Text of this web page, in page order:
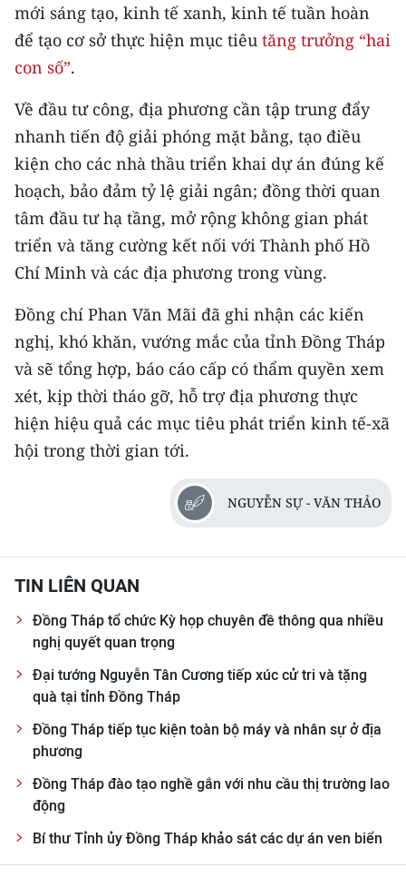
mới sáng tạo, kinh tế xanh, kinh tế tuần hoàn
để tạo cơ sở thực hiện mục tiêu tăng trưởng “hai
con số”.
Về đầu tư công, địa phương cần tập trung đẩy
nhanh tiến độ giải phóng mặt bằng, tạo điều
kiện cho các nhà thầu triển khai dự án đúng kế
hoạch, bảo đảm tỷ lệ giải ngân; đồng thời quan
tâm đầu tư hạ tầng, mở rộng không gian phát
triển và tăng cường kết nối với Thành phố Hồ
Chí Minh và các địa phương trong vùng.
Đồng chí Phan Văn Mãi đã ghi nhận các kiến
nghị, khó khăn, vướng mắc của tỉnh Đồng Tháp
và sẽ tổng hợp, báo cáo cấp có thẩm quyền xem
xét, kịp thời tháo gỡ, hỗ trợ địa phương thực
hiện hiệu quả các mục tiêu phát triển kinh tế-xã
hội trong thời gian tới.
NGUYỄN SỰ - VĂN THẢO
TIN LIÊN QUAN
Đồng Tháp tổ chức Kỳ họp chuyên đề thông qua nhiều
nghị quyết quan trọng
Đại tướng Nguyễn Tân Cương tiếp xúc cử tri và tặng
quà tại tỉnh Đồng Tháp
Đồng Tháp tiếp tục kiện toàn bộ máy và nhân sự ở địa
phương
Đồng Tháp đào tạo nghề gắn với nhu cầu thị trường lao
động
Bí thư Tỉnh ủy Đồng Tháp khảo sát các dự án ven biển